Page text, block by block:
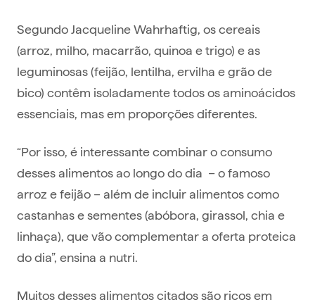
Segundo Jacqueline Wahrhaftig, os cereais
(arroz, milho, macarrão, quinoa e trigo) e as
leguminosas (feijão, lentilha, ervilha e grão de
bico) contêm isoladamente todos os aminoácidos
essenciais, mas em proporções diferentes.
“Por isso, é interessante combinar o consumo
desses alimentos ao longo do dia – o famoso
arroz e feijão – além de incluir alimentos como
castanhas e sementes (abóbora, girassol, chia e
linhaça), que vão complementar a oferta proteica
do dia”, ensina a nutri.
Muitos desses alimentos citados são ricos em